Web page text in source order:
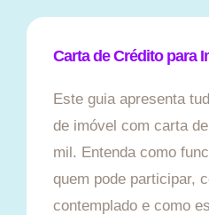
Carta de Crédito para
Este guia apresenta
de imóvel com carta
mil. Entenda como
quem pode participar,
contemplado e como